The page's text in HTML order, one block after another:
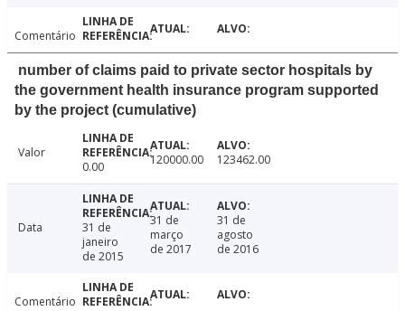
Comentário
number of claims paid to private sector hospitals by
the government health insurance program supported
by the project (cumulative)
Valor
0.00
120000.00 123462.00
Data
31 de
janeiro
de 2015
31 de
março
de 2017
31 de
agosto
de 2016
Comentário